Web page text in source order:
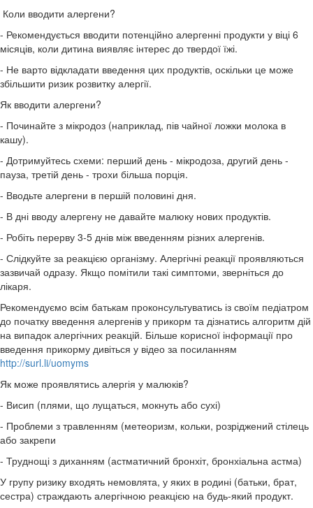
Коли вводити алергени?
- Рекомендується вводити потенційно алергенні продукти у віці 6
місяців, коли дитина виявляє інтерес до твердої їжі.
- Не варто відкладати введення цих продуктів, оскільки це може
збільшити ризик розвитку алергії.
Як вводити алергени?
- Починайте з мікродоз (наприклад, пів чайної ложки молока в
кашу).
- Дотримуйтесь схеми: перший день - мікродоза, другий день -
пауза, третій день - трохи більша порція.
- Вводьте алергени в першій половині дня.
- В дні вводу алергену не давайте малюку нових продуктів.
- Робіть перерву 3-5 днів між введенням різних алергенів.
- Слідкуйте за реакцією організму. Алергічні реакції проявляються
зазвичай одразу. Якщо помітили такі симптоми, зверніться до
лікаря.
Рекомендуємо всім батькам проконсультуватись із своїм педіатром
до початку введення алергенів у прикорм та дізнатись алгоритм дій
на випадок алергічних реакцій. Більше корисної інформації про
введення прикорму дивіться у відео за посиланням
http://surl.li/uomyms
Як може проявлятись алергія у малюків?
- Висип (плями, що лущаться, мокнуть або сухі)
- Проблеми з травленням (метеоризм, кольки, розріджений стілець
або закрепи
- Труднощі з диханням (астматичний бронхіт, бронхіальна астма)
У групу ризику входять немовлята, у яких в родині (батьки, брат,
сестра) страждають алергічною реакцією на будь-який продукт.